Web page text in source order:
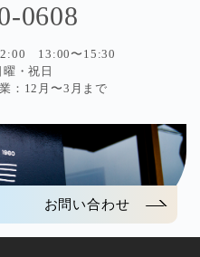
0608
13:00〜15:30
・祝日
：12月〜3月まで
お問い合わせ